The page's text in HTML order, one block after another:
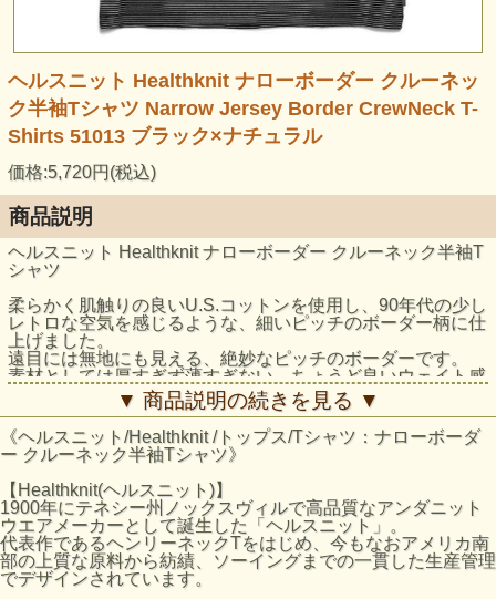
ヘルスニット Healthknit ナローボーダー クルーネッ
ク半袖Tシャツ Narrow Jersey Border CrewNeck T-
Shirts 51013 ブラック×ナチュラル
価格:5,720円(税込)
商品説明
ヘルスニット Healthknit ナローボーダー クルーネック半袖T
シャツ
柔らかく肌触りの良いU.S.コットンを使用し、90年代の少し
レトロな空気を感じるような、細いピッチのボーダー柄に仕
上げました。
遠目には無地にも見える、絶妙なピッチのボーダーです。
素材としては厚すぎず薄すぎない、ちょうど良いウェイト感
程よくルーズなサイズ感と、少し長めの袖丈がポイントで
す。
また抗菌防臭加工を施すことで汗ばむ季節でも安心して着用
でき、デイリーウェアとして最適な仕上がりです。
左脇に、同色の織柄でさりげなくHealthknitロゴが入ったピ
スネーム付き。
ITEM NUMBER 51013
QUALITY：COTTON 100%
▼ 商品説明の続きを見る ▼
《ヘルスニット/Healthknit /トップス/Tシャツ：ナローボーダ
ー クルーネック半袖Tシャツ》
【Healthknit(ヘルスニット)】
1900年にテネシー州ノックスヴィルで高品質なアンダニット
ウエアメーカーとして誕生した「ヘルスニット」。
代表作であるヘンリーネックTをはじめ、今もなおアメリカ南
部の上質な原料から紡績、ソーイングまでの一貫した生産管理
でデザインされています。